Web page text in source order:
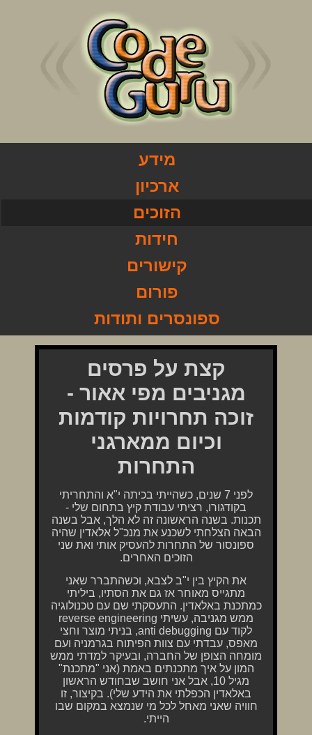
קצת על פרסים
מגניבים מפי אאור -
זוכה תחרויות קודמות
וכיום ממארגני
התחרות
לפני 7 שנים, כשהייתי בכיתה י"א והתחריתי
בקודגורו, רציתי עבודת קיץ בתחום שלי -
תכנות. בשנה הראשונה זה לא הלך, אבל בשנה
הבאה הצלחתי לשכנע את מנכ"ל אלאדין שהיה
ספונסור של התחרות להעסיק אותי ואת שני
הזוכים האחרים.
את הקיץ בין י"ב לצבא, וכשהתברר שאני
מתגייס מאוחר אז גם את הסתיו, ביליתי
כמתכנת באלאדין. התעסקתי שם עם טכנולוגיה
ממש מגניבה, עשיתי reverse engineering
לקוד עם anti debugging, בניתי מוצר וחצי
מאפס, עבדתי עם צוות הפיתוח בגרמניה ועם
מומחה הצופן של החברה, ובעיקר למדתי ממש
המון על איך מתכנתים באמת (אני "מתכנת"
מגיל 10, אבל אני חושב שבחודש הראשון
באלאדין הכפלתי את הידע שלי). בקיצור, זו
חוויה שאני מאחל לכל מי שנמצא במקום שבו
הייתי.